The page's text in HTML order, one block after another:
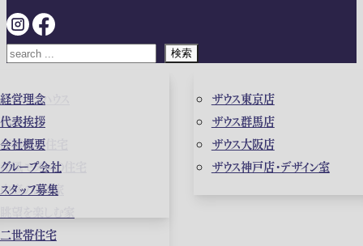
ガレージハウス
高級住宅
店舗併用住宅
和風モダンの住宅
中庭のある家
二世帯住宅
経営理念
代表挨拶
会社概要
グループ会社
スタッフ募集
ザウス東京店
ザウス群馬店
ザウス大阪店
ザウス神戸店・デザイン室
検索